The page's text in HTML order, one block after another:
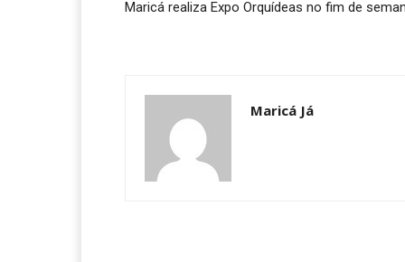
Maricá realiza Expo Orquídeas no fim de
Maricá Já